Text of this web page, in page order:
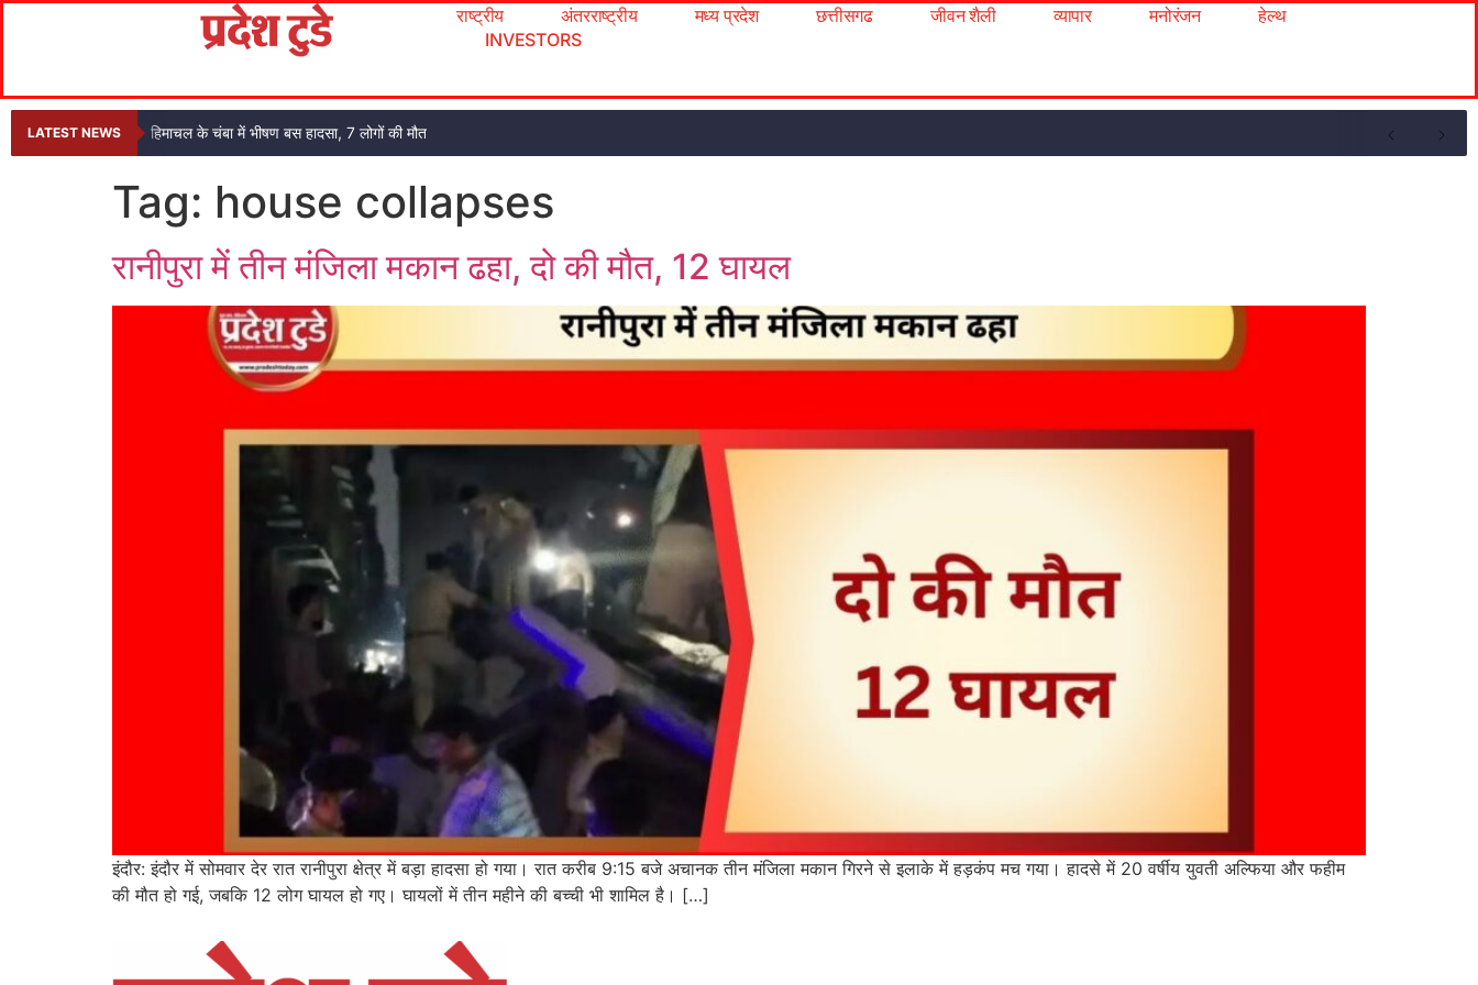
राष्ट्रीय अंतरराष्ट्रीय मध्य प्रदेश छत्तीसगढ जीवन शैली व्यापार मनोरंजन
हेल्थ
INVESTORS
LATEST NEWS हिमाचल के चंबा में भीषण बस हादसा, 7 लोगों की मौत
Tag: house collapses
रानीपुरा में तीन मंजिला मकान ढहा, दो की मौत, 12 घायल
इंदौर: इंदौर में सोमवार देर रात रानीपुरा क्षेत्र में बड़ा हादसा हो गया। रात करीब 9:15 बजे अचानक तीन मंजिला मकान गिरने से इलाके में हड़कंप मच गया। हादसे में 20 वर्षीय युवती अल्फिया और फहीम
की मौत हो गई, जबकि 12 लोग घायल हो गए। घायलों में तीन महीने की बच्ची भी शामिल है। […]